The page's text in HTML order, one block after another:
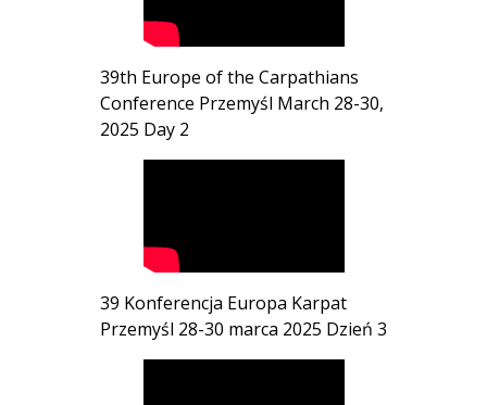
39th Europe of the Carpathians
Conference Przemyśl March 28-30,
2025 Day 2
39 Konferencja Europa Karpat
Przemyśl 28-30 marca 2025 Dzień 3